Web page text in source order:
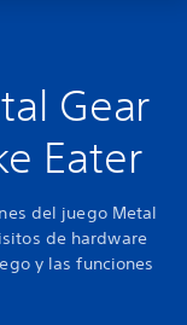
Gear
Eater
del juego Metal
de hardware
y las funciones